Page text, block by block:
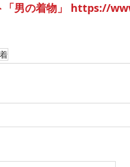
男の着物」 https://